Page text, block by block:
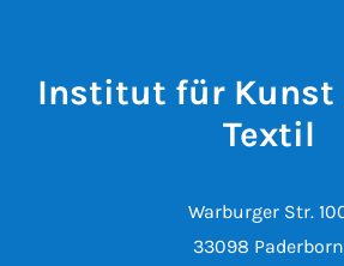
Institut für
Textil
Warburger Str.
33098 Paderborn